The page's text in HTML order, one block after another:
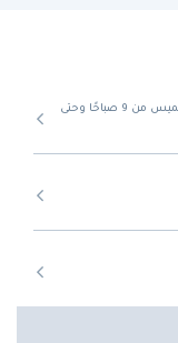
من الأحد إلى الخميس من 9 صباحًا وحتى